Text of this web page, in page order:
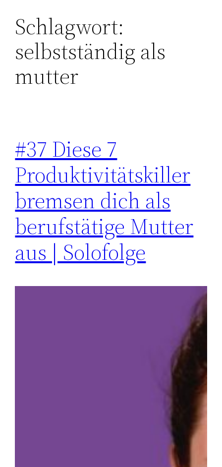
Zum
Inhalt
springen
Schlagwort:
selbstständig als
mutter
#37 Diese 7
Produktivitätskiller
bremsen dich als
berufstätige Mutter
aus | Solofolge